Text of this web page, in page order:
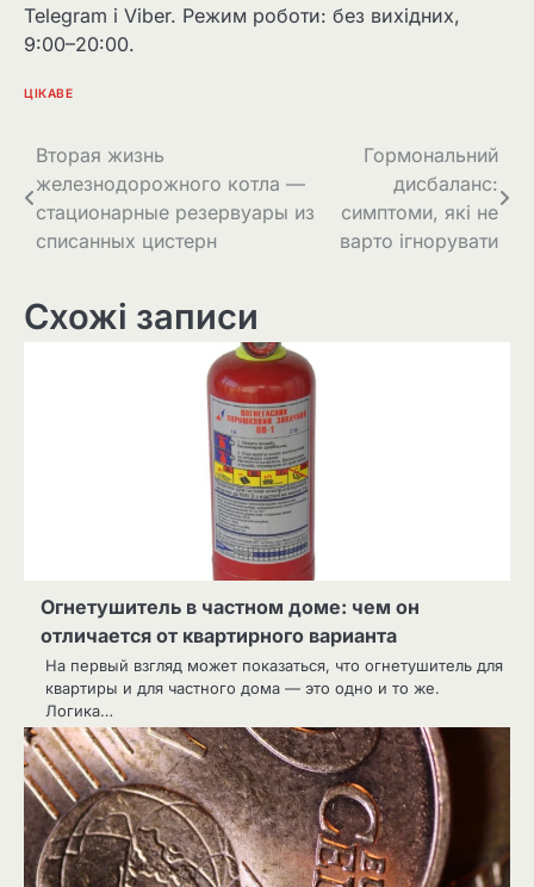
Telegram і Viber. Режим роботи: без вихідних,
9:00–20:00.
ЦІКАВЕ
Навігація
записів
Вторая жизнь
железнодорожного котла —
стационарные резервуары из
списанных цистерн
Гормональний
дисбаланс:
симптоми, які не
варто ігнорувати
Схожі записи
Огнетушитель в частном доме: чем он
отличается от квартирного варианта
На первый взгляд может показаться, что огнетушитель для
квартиры и для частного дома — это одно и то же.
Логика…